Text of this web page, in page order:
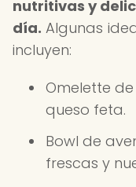
nutritivas y
día. Algunas
incluyen:
Omelette
queso feta.
Bowl de
frescas y